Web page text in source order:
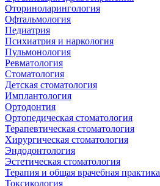
Оториноларингология
Офтальмология
Педиатрия
Психиатрия и наркология
Пульмонология
Ревматология
Стоматология
Детская стоматология
Имплантология
Ортодонтия
Ортопедическая стоматология
Терапевтическая стоматология
Хирургическая стоматология
Эндодонтология
Эстетическая стоматология
Терапия и общая врачебная практика
Токсикология